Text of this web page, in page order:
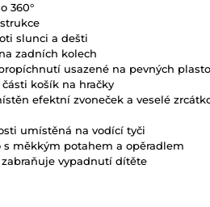
360°
slunci a dešti
zadních kolech
usazené na pevných
košík na hračky
efektní zvoneček a veselé
umístěná na vodící tyči
s měkkým potahem a opěradlem
vypadnutí dítěte